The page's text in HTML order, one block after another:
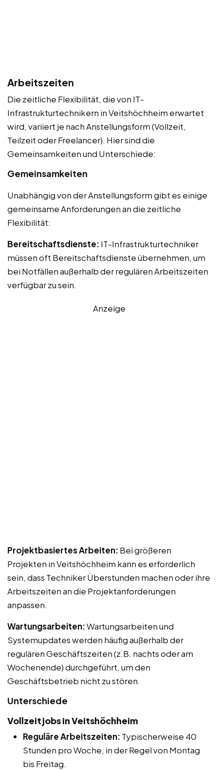
Arbeitszeiten
Die zeitliche Flexibilität, die von IT-
Infrastrukturtechnikern in Veitshöchheim erwartet
wird, variiert je nach Anstellungsform (Vollzeit,
Teilzeit oder Freelancer). Hier sind die
Gemeinsamkeiten und Unterschiede:
Gemeinsamkeiten
Unabhängig von der Anstellungsform gibt es einige
gemeinsame Anforderungen an die zeitliche
Flexibilität:
Bereitschaftsdienste: IT-Infrastrukturtechniker
müssen oft Bereitschaftsdienste übernehmen, um
bei Notfällen außerhalb der regulären Arbeitszeiten
verfügbar zu sein.
Anzeige
Projektbasiertes Arbeiten: Bei größeren
Projekten in Veitshöchheim kann es erforderlich
sein, dass Techniker Überstunden machen oder ihre
Arbeitszeiten an die Projektanforderungen
anpassen.
Wartungsarbeiten:Wartungsarbeiten und
Systemupdates werden häufig außerhalb der
regulären Geschäftszeiten (z.B. nachts oder am
Wochenende) durchgeführt, um den
Geschäftsbetrieb nicht zu stören.
Unterschiede
Vollzeitjobs in Veitshöchheim
Reguläre Arbeitszeiten: Typischerweise 40
Stunden pro Woche, in der Regel von Montag
bis Freitag.